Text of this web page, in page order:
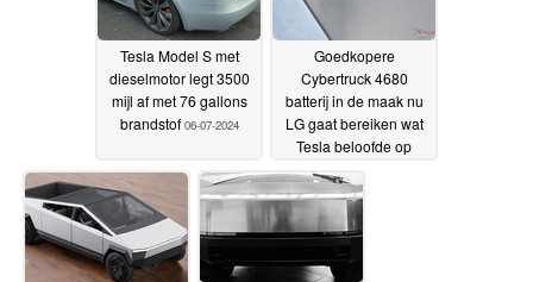
Tesla Model S met
dieselmotor legt 3500
mijl af met 76 gallons
brandstof 06-07-2024
Goedkopere
Cybertruck 4680
batterij in de maak nu
LG gaat bereiken wat
Tesla beloofde op
Battery Day